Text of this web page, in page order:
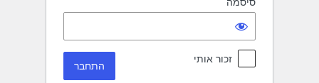
סיסמה
זכור אותי